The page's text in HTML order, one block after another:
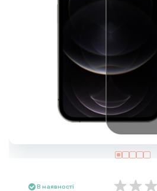
В наявності